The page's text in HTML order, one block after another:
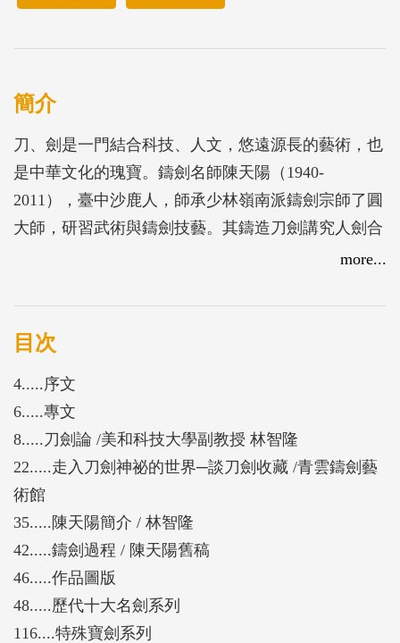
簡介
刀、劍是一門結合科技、人文，悠遠源長的藝術，也
是中華文化的瑰寶。鑄劍名師陳天陽（1940-
2011），臺中沙鹿人，師承少林嶺南派鑄劍宗師了圓
大師，研習武術與鑄劍技藝。其鑄造刀劍講究人劍合
一，重視習武修身，著重歷史考證。曾依古傳劍譜手
民族工藝獎；其後創作續獲文建會傳統工藝獎鑄劍金
工類獎項等，作品深富藝術與歷史價值，為臺灣刀劍
本館為發揚刀劍傳統工藝與藝術人文精神，特別策劃
本展，展出陳天陽鑄造刀劍40組件，並出版本展覽圖
錄，期望帶領觀眾藉由精湛的傳統工藝之美，體會先
人的劍爐歲月，傳承內外雙修、源遠流長的刀劍精
神。
more...
目次
4.....序文
6.....專文
8.....刀劍論 /美和科技大學副教授 林智隆
22.....走入刀劍神祕的世界─談刀劍收藏 /青雲鑄劍藝
術館
35.....陳天陽簡介 / 林智隆
42.....鑄劍過程 / 陳天陽舊稿
46.....作品圖版
48.....歷代十大名劍系列
116....特殊寶劍系列